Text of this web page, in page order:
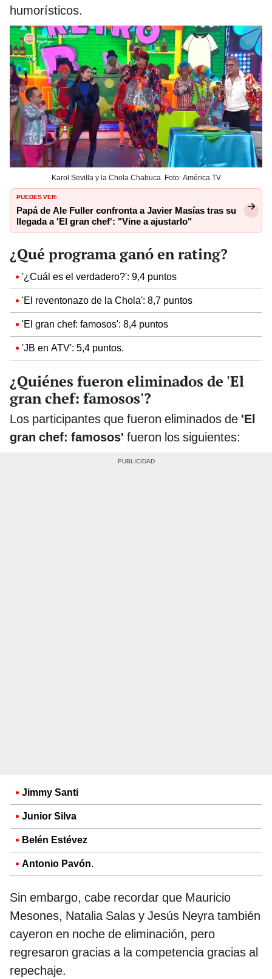
humorísticos.
Karol Sevilla y la Chola Chabuca. Foto: América TV
PUEDES VER:
Papá de Ale Fuller confronta a Javier Masías tras su
llegada a 'El gran chef': "Vine a ajustarlo"
¿Qué programa ganó en rating?
'¿Cuál es el verdadero?': 9,4 puntos
'El reventonazo de la Chola': 8,7 puntos
'El gran chef: famosos': 8,4 puntos
'JB en ATV': 5,4 puntos.
¿Quiénes fueron eliminados de 'El
gran chef: famosos'?
Los participantes que fueron eliminados de 'El
gran chef: famosos' fueron los siguientes:
Jimmy Santi
Junior Silva
Belén Estévez
Antonio Pavón.
Sin embargo, cabe recordar que Mauricio
Mesones, Natalia Salas y Jesús Neyra también
cayeron en noche de eliminación, pero
regresaron gracias a la competencia gracias al
repechaje.